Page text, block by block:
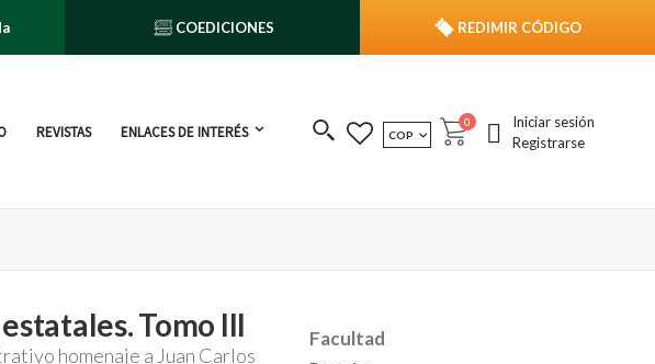
COEDICIONES REDIMIR CÓDIGO
REVISTAS ENLACES DE INTERÉS MONEDA
COP Cart
0 publicacionesIniciar sesión
Registrarse
Tomo III
homenaje a Juan Carlos
Facultad